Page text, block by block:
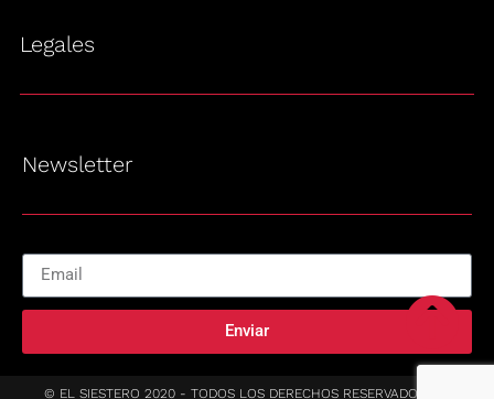
Legales
Newsletter
Enviar
© EL SIESTERO 2020 - TODOS LOS DERECHOS RESERVADOS